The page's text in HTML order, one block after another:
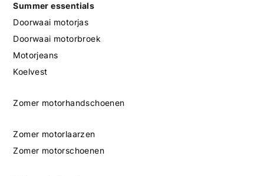
Summer essentials
Doorwaai motorjas
Doorwaai motorbroek
Motorjeans
Koelvest
Zomer motorhandschoenen
Zomer motorlaarzen
Zomer motorschoenen